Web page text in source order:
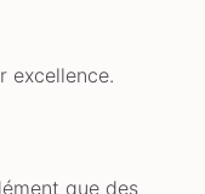
excellence.
que des